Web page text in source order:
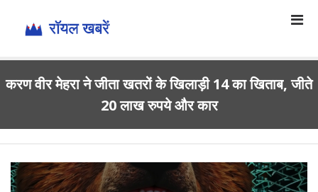
करण वीर मेहरा ने जीता खतरों के खिलाड़ी 14 का खिताब, जीते
20 लाख रुपये और कार